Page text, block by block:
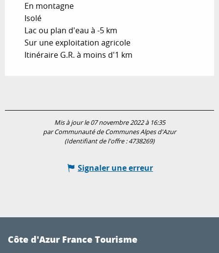
En montagne
Isolé
Lac ou plan d'eau à -5 km
Sur une exploitation agricole
Itinéraire G.R. à moins d'1 km
Mis à jour le 07 novembre 2022 à 16:35
par Communauté de Communes Alpes d'Azur
(Identifiant de l'offre :4738269)
Signaler une erreur
Côte d'Azur France Tourisme